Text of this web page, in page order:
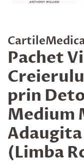
Pachet
prin
Medium
(Limba